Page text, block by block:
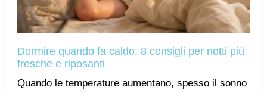
Dormire quando fa caldo: 8 consigli per notti più
fresche e riposanti
Quando le temperature aumentano, spesso il sonno